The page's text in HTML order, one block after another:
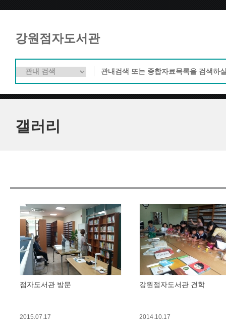
강원점자도서관
갤러리
점자도서관 방문
2015.07.17
강원점자도서관 견학
2014.10.17